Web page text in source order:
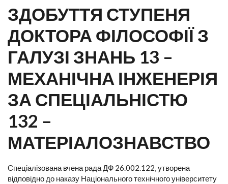
ЗДОБУТТЯ СТУПЕНЯ
ДОКТОРА ФІЛОСОФІЇ З
ГАЛУЗІ ЗНАНЬ 13 –
МЕХАНІЧНА ІНЖЕНЕРІЯ
ЗА СПЕЦІАЛЬНІСТЮ
132 –
МАТЕРІАЛОЗНАВСТВО
Спеціалізована вчена рада ДФ 26.002.122, утворена
відповідно до наказу Національного технічного університету